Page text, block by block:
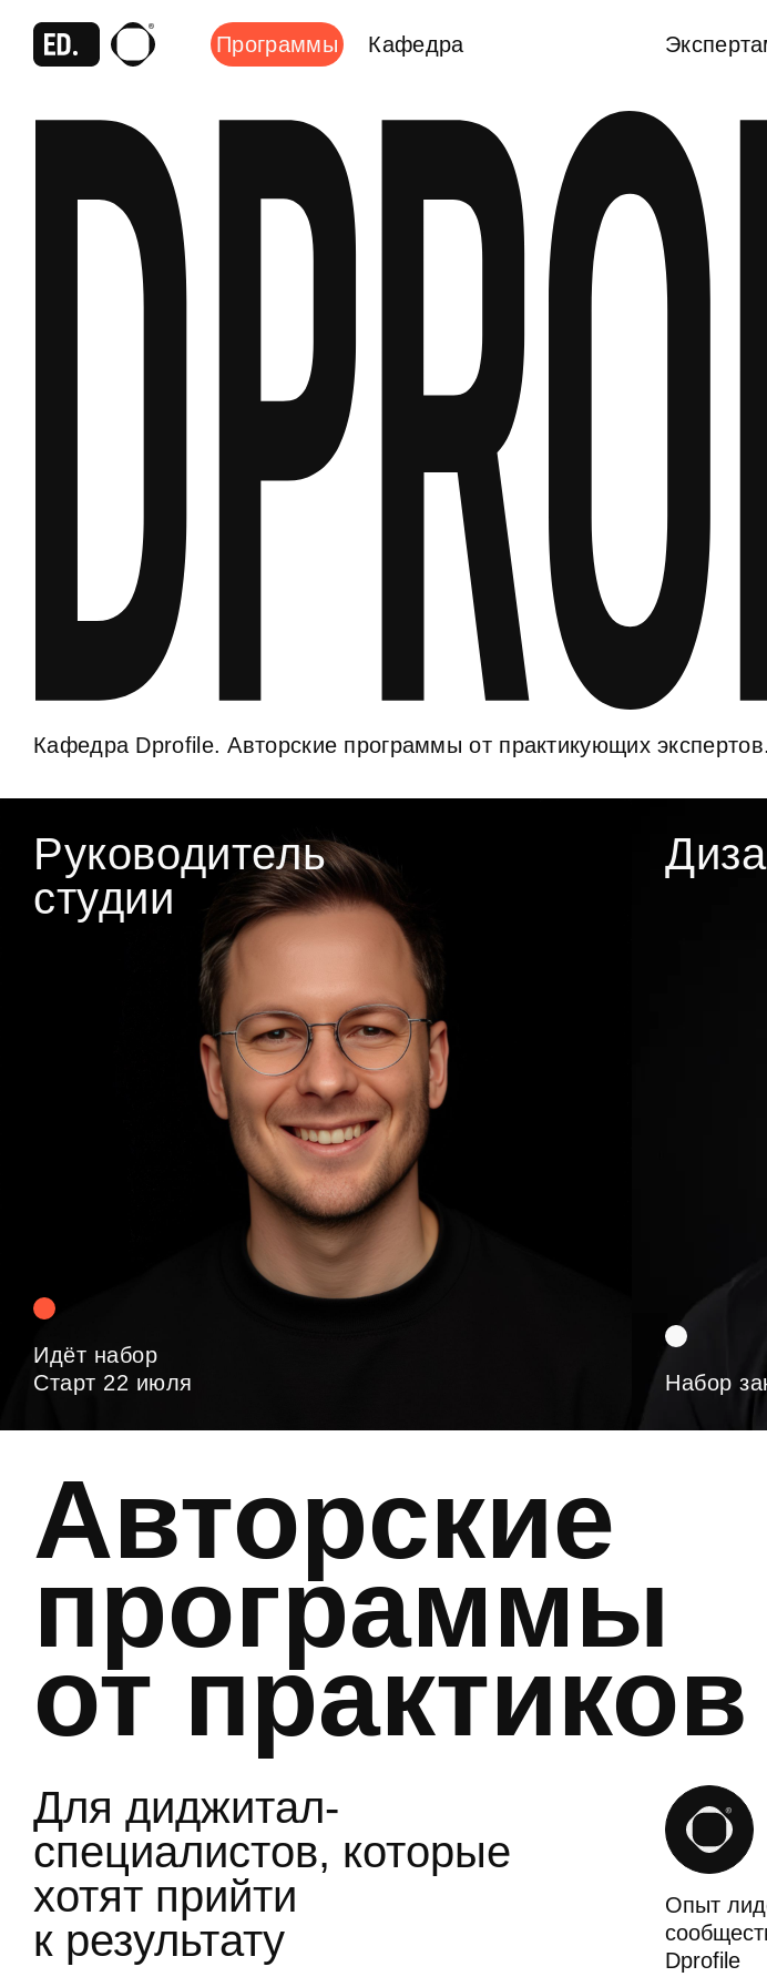
Кафедра Dprofile. Авторские программы от практикующих экспертов.
Программы Кафедра
Набор
Идёт набор
Старт 22 июля
Руководитель
студии
Авторские
программы
от практиков
Опыт
Dprofile
Для диджитал-
специалистов, которые
хотят прийти
к результату